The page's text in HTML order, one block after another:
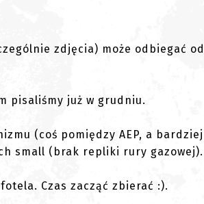
zdjęcia) może odbiegać od
pisaliśmy już w grudniu.
(coś pomiędzy AEP, a bardziej
small (brak repliki rury gazowej).
Czas zacząć zbierać :).